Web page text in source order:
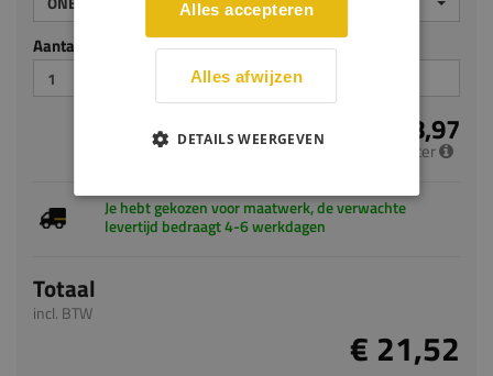
Aantal stuks
€ 8,97
per meter
Je hebt gekozen voor maatwerk, de verwachte
levertijd bedraagt 4-6 werkdagen
Totaal
incl. BTW
€ 21,52
Alles accepteren
Alles afwijzen
DETAILS WEERGEVEN